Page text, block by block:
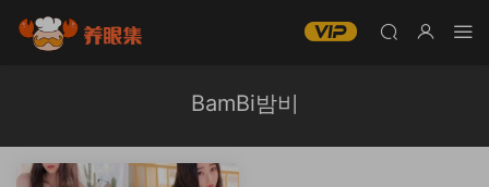
BamBi밤비